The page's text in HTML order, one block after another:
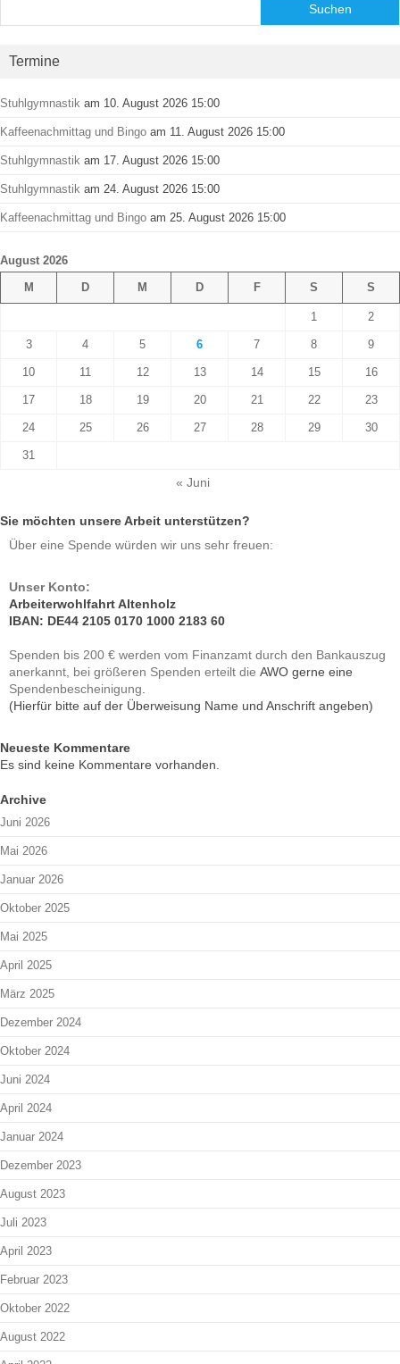
Suchen
Termine
Stuhlgymnastik am 10. August 2026 15:00
Kaffeenachmittag und Bingo am 11. August 2026 15:00
Stuhlgymnastik am 17. August 2026 15:00
Stuhlgymnastik am 24. August 2026 15:00
Kaffeenachmittag und Bingo am 25. August 2026 15:00
August 2026
M
D M D F S S
1 2
3 4 5 6 7 8 9
10 11 12 13 14 15 16
17 18 19 20 21 22 23
24 25 26 27 28 29 30
31
« Juni
Sie möchten unsere Arbeit unterstützen?
Über eine Spende würden wir uns sehr freuen:
Unser Konto:
Arbeiterwohlfahrt Altenholz
IBAN: DE44 2105 0170 1000 2183 60
Spenden bis 200 € werden vom Finanzamt durch den Bankauszug
anerkannt, bei größeren Spenden erteilt die AWO gerne eine
Spendenbescheinigung
(Hierfür bitte auf der Überweisung Name und Anschrift angeben)
Neueste Kommentare
Es sind keine Kommentare vorhanden.
Archive
Juni 2026
Mai 2026
Januar 2026
Oktober 2025
Mai 2025
April 2025
März 2025
Dezember 2024
Oktober 2024
Juni 2024
April 2024
Januar 2024
Dezember 2023
August 2023
Juli 2023
April 2023
Februar 2023
Oktober 2022
August 2022